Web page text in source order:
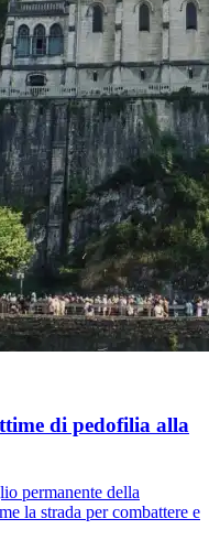
di pedofilia alla
permanente della
la strada per combattere e